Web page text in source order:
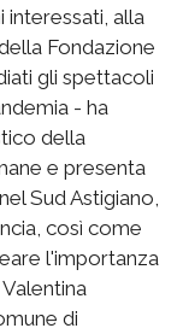
interessati, alla
Fondazione
gli spettacoli
- ha
della
e presenta
Sud Astigiano,
così come
l'importanza
di